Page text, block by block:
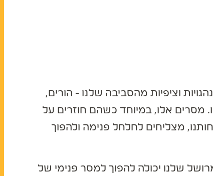
וציפיות מהסביבה שלנו - הורים,
אלו, במיוחד כשהם חוזרים על
מצליחים לחלחל פנימה ולהפוך
שלנו יכולה להפוך למסר פנימי של